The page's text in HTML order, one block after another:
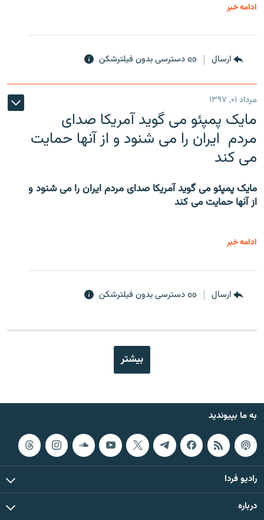
ادامه خبر
ارسال دسترسی بدون فیلترشکن
مرداد ۰۱, ۱۳۹۷
مایک پمپئو می گوید آمریکا صدای
مردم ایران را می شنود و از آنها حمایت
می کند
مایک پمپئو می گوید آمریکا صدای مردم ایران را می شنود و
از آنها حمایت می کند
ادامه خبر
ارسال دسترسی بدون فیلترشکن
بیشتر
به ما بپیوندید
رادیو فردا
درباره